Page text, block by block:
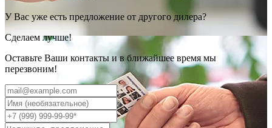
У Вас уже есть предложение от другого дилера?
Сделаем лучше!
Оставьте Ваши контакты и в ближайшее время мы
перезвоним!